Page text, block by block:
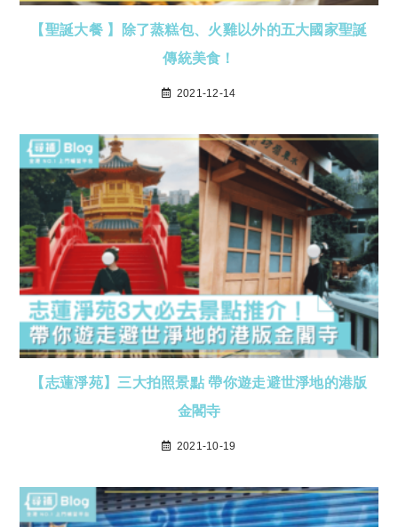
【聖誕大餐 】除了蒸糕包、火雞以外的五大國家聖誕
傳統美食！
2021-12-14
【志蓮淨苑】三大拍照景點 帶你遊走避世淨地的港版
金閣寺
2021-10-19